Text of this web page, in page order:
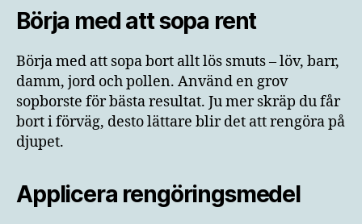
Börja med att sopa rent
Börja med att sopa bort allt lös smuts – löv, barr,
damm, jord och pollen. Använd en grov
sopborste för bästa resultat. Ju mer skräp du får
bort i förväg, desto lättare blir det att rengöra på
djupet.
Applicera rengöringsmedel